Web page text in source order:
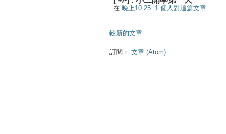
在 晚上10:25 1 個人對這篇文章
較新的文章
訂閱： 文章 (Atom)